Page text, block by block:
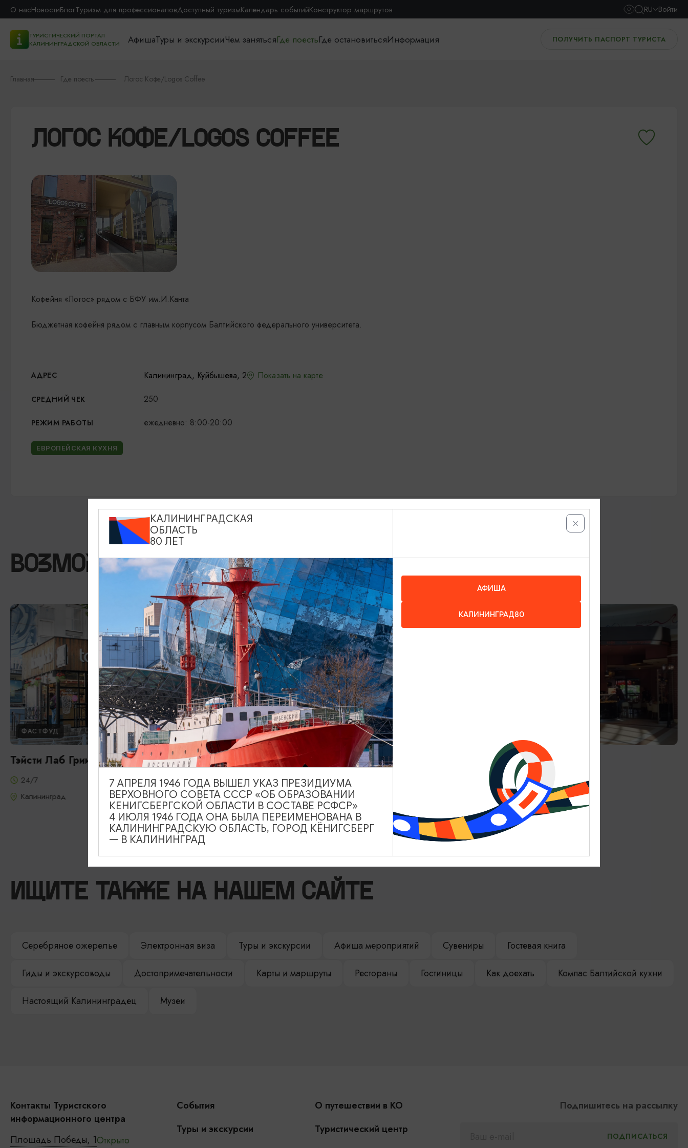
О насНовостиБлогТуризм для профессионаловДоступный туризмКалендарь событийКонструктор маршрутов RU Войти
ТУРИСТИЧЕСКИЙ ПОРТАЛ
КАЛИНИНГРАДСКОЙ ОБЛАСТИ
АфишаТуры и экскурсииЧем занятьсяГде поестьГде остановитьсяИнформация ПОЛУЧИТЬ ПАСПОРТ ТУРИСТА
Главная Где поесть Логос Кофе/Logos Coffee
ЛОГОС КОФЕ/LOGOS COFFEE
Кофейня «Логос» рядом с БФУ им.И.Канта
Бюджетная кофейня рядом с главным корпусом Балтийского федерального университета.
АДРЕС Калининград, Куйбышева, 2 Показать на карте
СРЕДНИЙ ЧЕК 250
РЕЖИМ РАБОТЫ ежедневно: 8:00-20:00
ЕВРОПЕЙСКАЯ КУХНЯ
ВОЗМОЖНО ВАС ЗАИНТЕРЕСУЕТ
ФАСТФУД
Тэйсти Лаб Гриин/Tasty Lab Green
24/7
Калининград
КАФЕ
Ресторан Tutto Da Vince
Пн-Чт, Вс 10:00-22:00, Пт и Сб до 23:00
Калининград
Круассан-кафе
08:00-22:00
Калининград
ИЩИТЕ ТАКЖЕ НА НАШЕМ САЙТЕ
Серебряное ожерелье Электронная виза Туры и экскурсии Афиша мероприятий Сувениры Гостевая книга
Гиды и экскурсоводы Достопримечательности Карты и маршруты Рестораны Гостиницы Как доехать Компас Балтийской кухни
Настоящий Калининградец Музеи
Контакты Туристского
информационного центра
Площадь Победы, 1Открыто
События
Туры и экскурсии
О путешествии в КО
Туристический центр
Подпишитесь на рассылку
КАЛИНИНГРАДСКАЯ
ОБЛАСТЬ
80 ЛЕТ
АФИША
КАЛИНИНГРАД80
7 АПРЕЛЯ 1946 ГОДА ВЫШЕЛ УКАЗ ПРЕЗИДИУМА
ВЕРХОВНОГО СОВЕТА СССР «ОБ ОБРАЗОВАНИИ
КЕНИГСБЕРГСКОЙ ОБЛАСТИ В СОСТАВЕ РСФСР»
4 ИЮЛЯ 1946 ГОДА ОНА БЫЛА ПЕРЕИМЕНОВАНА В
КАЛИНИНГРАДСКУЮ ОБЛАСТЬ, ГОРОД КЁНИГСБЕРГ
— В КАЛИНИНГРАД